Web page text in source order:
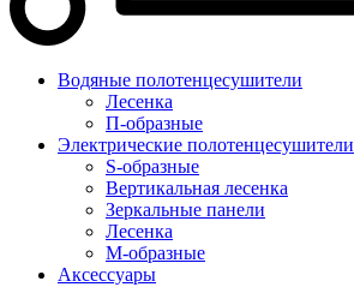
Водяные полотенцесушители
Лесенка
П-образные
Электрические полотенцесушители
S-образные
Вертикальная лесенка
Зеркальные панели
Лесенка
М-образные
Аксессуары